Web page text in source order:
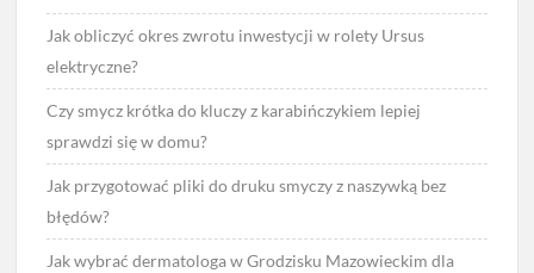
Jak obliczyć okres zwrotu inwestycji w rolety Ursus
elektryczne?
Czy smycz krótka do kluczy z karabińczykiem lepiej
sprawdzi się w domu?
Jak przygotować pliki do druku smyczy z naszywką bez
błędów?
Jak wybrać dermatologa w Grodzisku Mazowieckim dla